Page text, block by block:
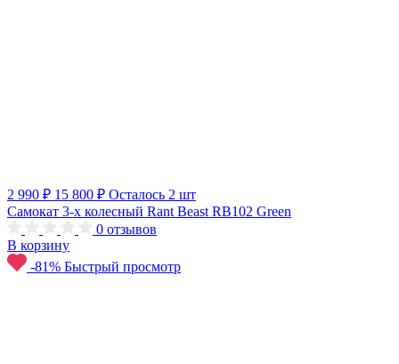
2 990 ₽ 15 800 ₽ Осталось 2 шт
Самокат 3-х колесный Rant Beast RB102 Green
0 отзывов
В корзину
-81% Быстрый просмотр